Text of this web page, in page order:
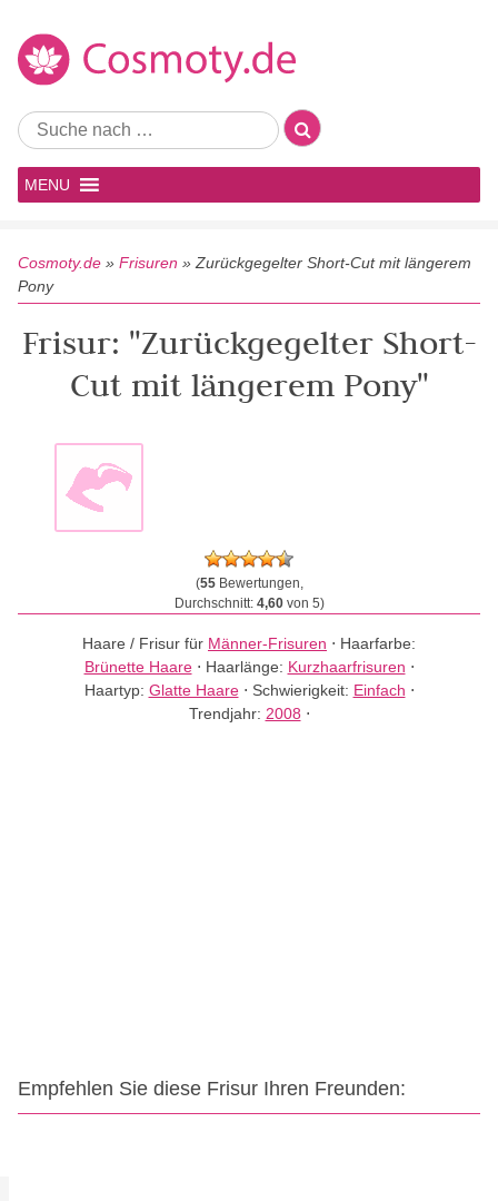
MENU
Cosmoty.de » Frisuren » Zurückgegelter Short-Cut mit längerem
Pony
Frisur: "Zurückgegelter Short-
Cut mit längerem Pony"
(55Bewertungen,
Durchschnitt: 4,60von 5)
Haare / Frisur für Männer-Frisuren ⋅ Haarfarbe:
Brünette Haare⋅ Haarlänge: Kurzhaarfrisuren ⋅
Haartyp: Glatte Haare⋅ Schwierigkeit: Einfach ⋅
Trendjahr: 2008 ⋅
Empfehlen Sie diese Frisur Ihren Freunden: